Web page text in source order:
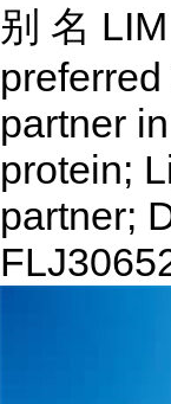
别 名
partner
protein;
partner;